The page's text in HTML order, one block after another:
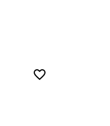
favorite_border